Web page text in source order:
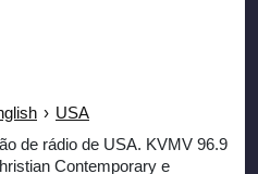
› USA
de rádio de USA. KVMV 96.9
Contemporary e